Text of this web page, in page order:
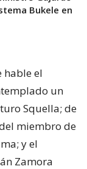
Bukele en
hable el
un
Squella; de
miembro de
y el
Zamora